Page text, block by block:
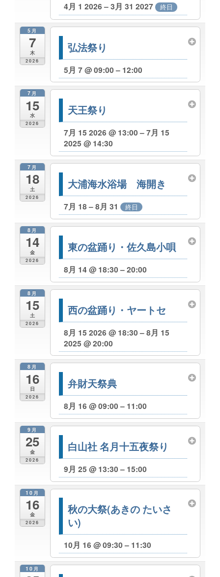
4月 1 2026 – 3月 31 2027 終日
5月
7
木
2026
弘法祭り
5月 7 @ 09:00 – 12:00
7月
15
水
2026
天王祭り
7月 15 2026 @ 13:00 – 7月 15
2025 @ 14:30
7月
18
土
2026
大浦海水浴場 海開き
7月 18 – 8月 31 終日
8月
14
金
2026
東の盆踊り・佐久島小唄
8月 14 @ 18:30 – 20:00
8月
15
土
2026
西の盆踊り・ヤートセ
8月 15 2026 @ 18:30 – 8月 15
2025 @ 20:00
8月
16
日
2026
弁財天祭典
8月 16 @ 09:00 – 11:00
9月
25
金
2026
白山社 名月十五夜祭り
9月 25 @ 13:30 – 15:00
10月
16
金
2026
秋の大祭(あきの たいさ
い)
10月 16 @ 09:30 – 11:30
10月